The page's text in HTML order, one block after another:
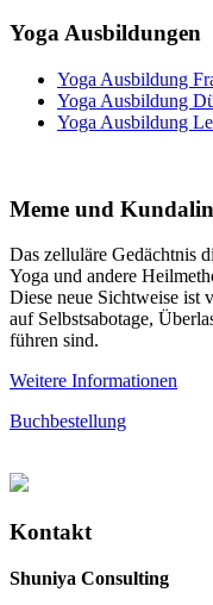
Yoga Ausbildungen
Yoga Ausbildung
Yoga Ausbildung
Yoga Ausbildung
Meme und
Das zelluläre Gedächtnis
Yoga und andere
Diese neue Sichtweise ist
auf Selbstsabotage,
führen sind.
Weitere Informationen
Buchbestellung
Kontakt
Shuniya Consulting